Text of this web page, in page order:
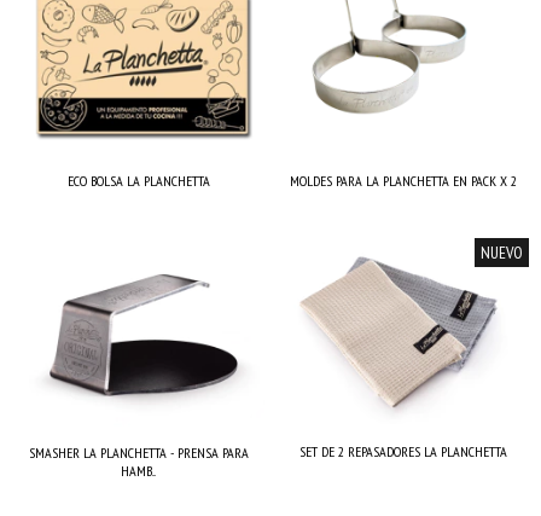
ECO BOLSA LA PLANCHETTA MOLDES PARA LA PLANCHETTA EN PACK X 2
SMASHER LA PLANCHETTA - PRENSA PARA
HAMB...
NUEVO
SET DE 2 REPASADORES LA PLANCHETTA